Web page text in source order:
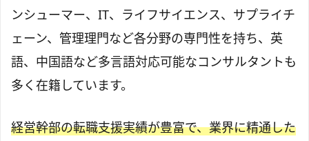
ンシューマー、IT、ライフサイエンス、サプライチ
ェーン、管理理門など各分野の専門性を持ち、英
語、中国語など多言語対応可能なコンサルタントも
多く在籍しています。
経営幹部の転職支援実績が豊富で、業界に精通した